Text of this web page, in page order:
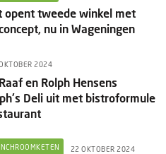
opent tweede winkel met
nu in Wageningen
2024
en Rolph Hensens
Deli uit met bistroformule
22 OKTOBER 2024